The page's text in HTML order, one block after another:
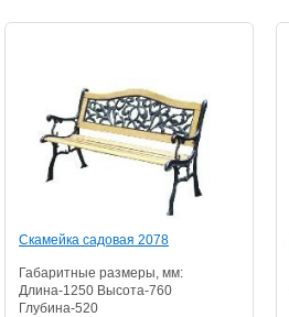
Скамейка садовая 2078
Габаритные размеры, мм:
Длина-1250 Высота-760
Глубина-520